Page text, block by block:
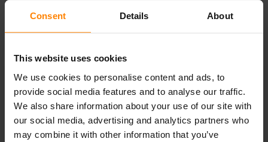
Consent Details About
This website uses cookies
We use cookies to personalise content and ads, to
provide social media features and to analyse our traffic.
We also share information about your use of our site with
our social media, advertising and analytics partners who
may combine it with other information that you’ve
N500 LED
Ходовые огни NORDIC LIGHTS® N500 LED – это
отличный осветительный прибор для работы в тяжелых
условиях, сочетающий головные фары/индикатор с